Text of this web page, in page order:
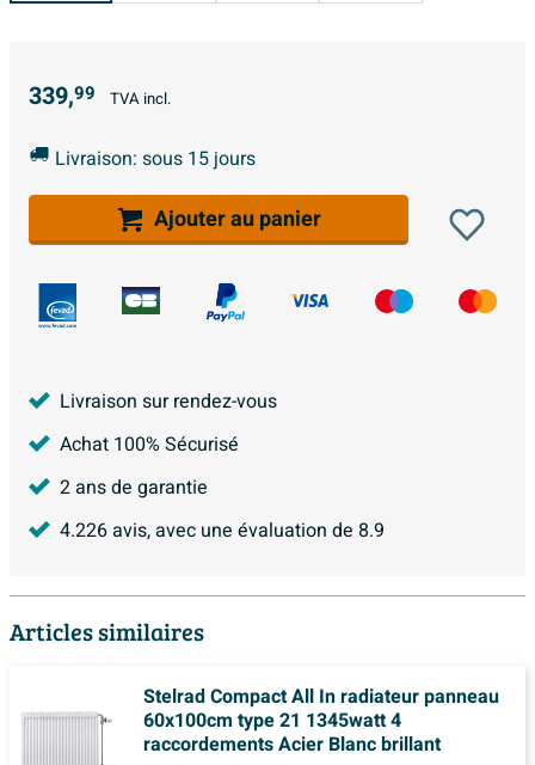
339,99 TVA incl.
Livraison: sous 15 jours
Ajouter au panier
Livraison sur rendez-vous
Achat 100% Sécurisé
2 ans de garantie
4.226avis, avec une évaluation de 8.9
Articles similaires
Stelrad Compact All In radiateur panneau
60x100cm type 21 1345watt 4
raccordements Acier Blanc brillant